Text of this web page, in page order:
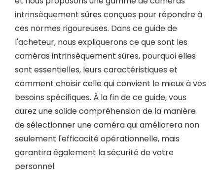
intrinsèquement sûres conçues pour répondre à
ces normes rigoureuses. Dans ce guide de
l'acheteur, nous expliquerons ce que sont les
caméras intrinsèquement sûres, pourquoi elles
sont essentielles, leurs caractéristiques et
comment choisir celle qui convient le mieux à vos
besoins spécifiques. À la fin de ce guide, vous
aurez une solide compréhension de la manière
de sélectionner une caméra qui améliorera non
seulement l'efficacité opérationnelle, mais
garantira également la sécurité de votre
personnel.